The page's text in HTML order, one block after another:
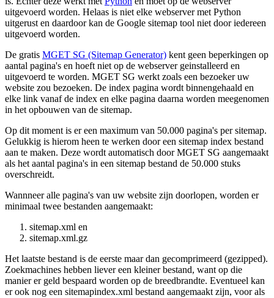
uitgevoerd worden. Helaas is niet elke webserver met Python
uitgerust en daardoor kan de Google sitemap tool niet door iedereen
uitgevoerd worden.
De gratis MGET SG (Sitemap Generator) kent geen beperkingen op
aantal pagina's en hoeft niet op de webserver geinstalleerd en
uitgevoerd te worden. MGET SG werkt zoals een bezoeker uw
website zou bezoeken. De index pagina wordt binnengehaald en
elke link vanaf de index en elke pagina daarna worden meegenomen
in het opbouwen van de sitemap.
Op dit moment is er een maximum van 50.000 pagina's per sitemap.
Gelukkig is hierom heen te werken door een sitemap index bestand
aan te maken. Deze wordt automatisch door MGET SG aangemaakt
als het aantal pagina's in een sitemap bestand de 50.000 stuks
overschreidt.
Wannneer alle pagina's van uw website zijn doorlopen, worden er
minimaal twee bestanden aangemaakt:
sitemap.xml en
sitemap.xml.gz
Het laatste bestand is de eerste maar dan gecomprimeerd (gezipped).
Zoekmachines hebben liever een kleiner bestand, want op die
manier er geld bespaard worden op de breedbrandte. Eventueel kan
er ook nog een sitemapindex.xml bestand aangemaakt zijn, voor als